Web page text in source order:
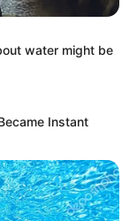
και
σε
πολίτες…
και
water might be
Instant